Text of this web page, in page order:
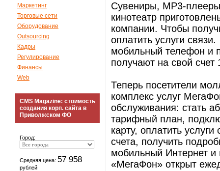
Маркетинг
Торговые сети
Оборудование
Outsourcing
Кадры
Регулирование
Финансы
Web
CMS Magazine: стоимость
создания корп. сайта в
Приволжском ФО
Город:
Средняя цена: 57 958
рублей
Сувениры, MP3-
кинотеатр
компании. Чтобы
оплатить услуги
мобильный телефон и
получают на свой счет
Теперь посетители
комплекс услуг
обслуживания: стать
тарифный план,
карту, оплатить
счета, получить
мобильный Интернет
«МегаФон» открыт